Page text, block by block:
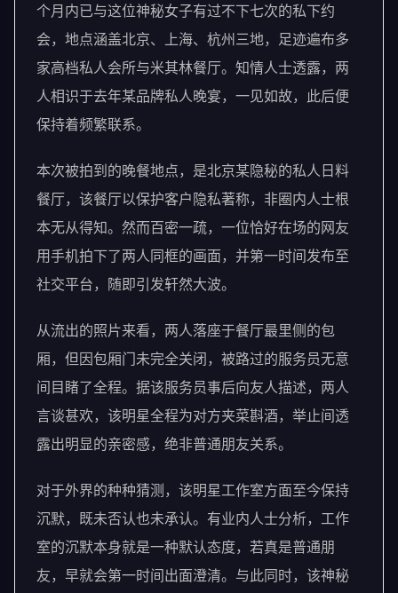
个月内已与这位神秘女子有过不下七次的私下约
会，地点涵盖北京、上海、杭州三地，足迹遍布多
家高档私人会所与米其林餐厅。知情人士透露，两
人相识于去年某品牌私人晚宴，一见如故，此后便
保持着频繁联系。
本次被拍到的晚餐地点，是北京某隐秘的私人日料
餐厅，该餐厅以保护客户隐私著称，非圈内人士根
本无从得知。然而百密一疏，一位恰好在场的网友
用手机拍下了两人同框的画面，并第一时间发布至
社交平台，随即引发轩然大波。
从流出的照片来看，两人落座于餐厅最里侧的包
厢，但因包厢门未完全关闭，被路过的服务员无意
间目睹了全程。据该服务员事后向友人描述，两人
言谈甚欢，该明星全程为对方夹菜斟酒，举止间透
露出明显的亲密感，绝非普通朋友关系。
对于外界的种种猜测，该明星工作室方面至今保持
沉默，既未否认也未承认。有业内人士分析，工作
室的沉默本身就是一种默认态度，若真是普通朋
友，早就会第一时间出面澄清。与此同时，该神秘